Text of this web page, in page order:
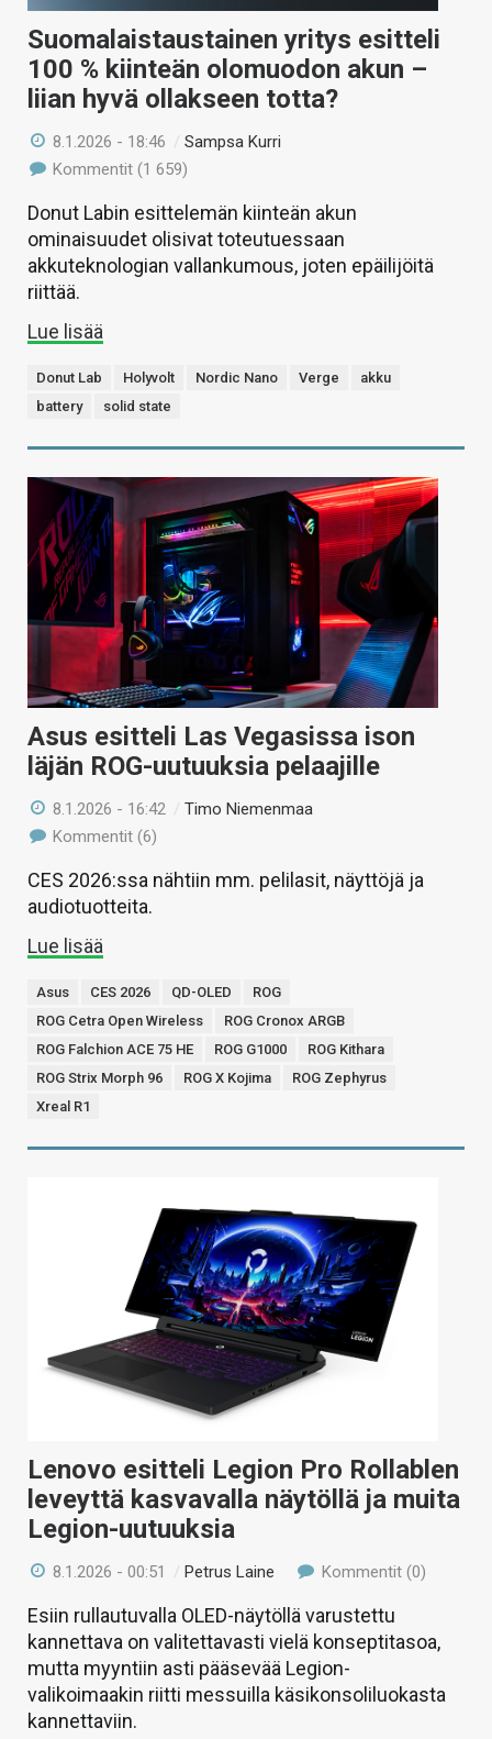
Suomalaistaustainen yritys esitteli
100 % kiinteän olomuodon akun –
liian hyvä ollakseen totta?
8.1.2026 - 18:46 /Sampsa Kurri
Kommentit (1 659)
Donut Labin esittelemän kiinteän akun
ominaisuudet olisivat toteutuessaan
akkuteknologian vallankumous, joten epäilijöitä
riittää.
Lue lisää
Donut Lab Holyvolt Nordic Nano Verge
akku
battery
solid state
Asus esitteli Las Vegasissa ison
läjän ROG-uutuuksia pelaajille
8.1.2026 - 16:42 /Timo Niemenmaa
Kommentit (6)
CES 2026:ssa nähtiin mm. pelilasit, näyttöjä ja
audiotuotteita.
Lue lisää
Asus CES 2026 QD-OLED
ROG
ROG Cetra Open Wireless
ROG Cronox ARGB
ROG Falchion ACE 75 HE
ROG G1000
ROG Kithara
ROG Strix Morph 96
ROG X Kojima
ROG Zephyrus
Xreal R1
Lenovo esitteli Legion Pro Rollablen
leveyttä kasvavalla näytöllä ja muita
Legion-uutuuksia
8.1.2026 - 00:51 /Petrus Laine Kommentit (0)
Esiin rullautuvalla OLED-näytöllä varustettu
kannettava on valitettavasti vielä konseptitasoa,
mutta myyntiin asti pääsevää Legion-
valikoimaakin riitti messuilla käsikonsoliluokasta
kannettaviin.